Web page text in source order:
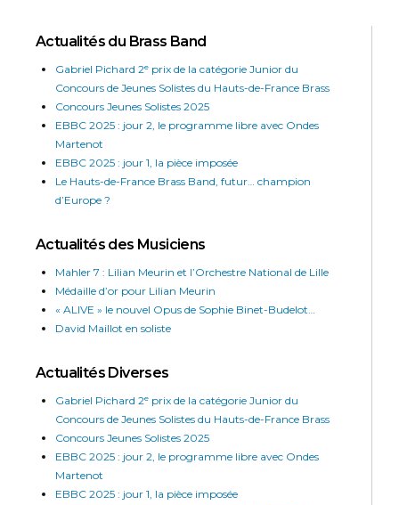
Actualités du Brass Band
Gabriel Pichard 2ᵉ prix de la catégorie Junior du
Concours de Jeunes Solistes du Hauts-de-France Brass
Concours Jeunes Solistes 2025
EBBC 2025 : jour 2, le programme libre avec Ondes
Martenot
EBBC 2025 : jour 1, la pièce imposée
Le Hauts-de-France Brass Band, futur… champion
d’Europe ?
Actualités des Musiciens
Mahler 7 : Lilian Meurin et l’Orchestre National de Lille
Médaille d’or pour Lilian Meurin
« ALIVE » le nouvel Opus de Sophie Binet-Budelot…
David Maillot en soliste
Actualités Diverses
Gabriel Pichard 2ᵉ prix de la catégorie Junior du
Concours de Jeunes Solistes du Hauts-de-France Brass
Concours Jeunes Solistes 2025
EBBC 2025 : jour 2, le programme libre avec Ondes
Martenot
EBBC 2025 : jour 1, la pièce imposée